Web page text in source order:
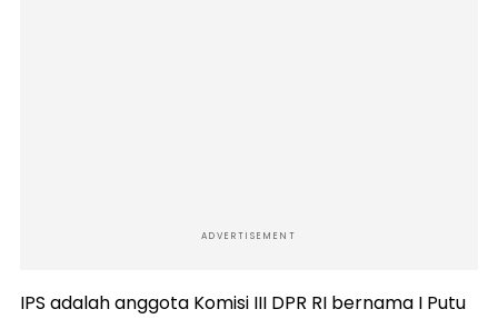
ADVERTISEMENT
IPS adalah anggota Komisi III DPR RI bernama I Putu